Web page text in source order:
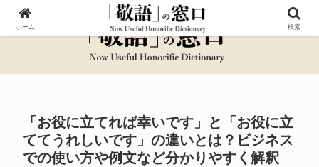
「お役に立てれば幸いです」と「お役に立
ててうれしいです」の違いとは？ビジネス
での使い方や例文など分かりやすく解釈
ホーム 検索